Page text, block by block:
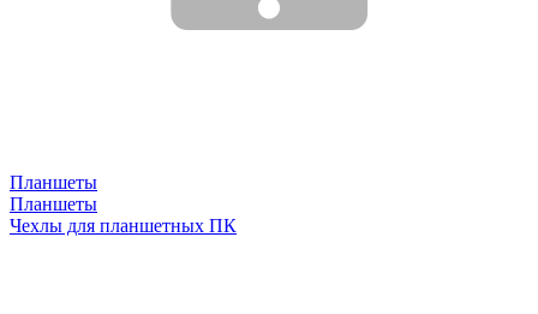
Планшеты
Планшеты
Чехлы для планшетных ПК